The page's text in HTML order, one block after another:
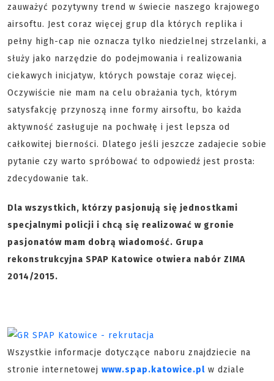
zauważyć pozytywny trend w świecie naszego krajowego
airsoftu. Jest coraz więcej grup dla których replika i
pełny high-cap nie oznacza tylko niedzielnej strzelanki, a
służy jako narzędzie do podejmowania i realizowania
ciekawych inicjatyw, których powstaje coraz więcej.
Oczywiście nie mam na celu obrażania tych, którym
satysfakcję przynoszą inne formy airsoftu, bo każda
aktywność zasługuje na pochwałę i jest lepsza od
całkowitej bierności. Dlatego jeśli jeszcze zadajecie sobie
pytanie czy warto spróbować to odpowiedź jest prosta:
zdecydowanie tak.
Dla wszystkich, którzy pasjonują się jednostkami
specjalnymi policji i chcą się realizować w gronie
pasjonatów mam dobrą wiadomość. Grupa
rekonstrukcyjna SPAP Katowice otwiera nabór ZIMA
2014/2015.
Wszystkie informacje dotyczące naboru znajdziecie na
stronie internetowej www.spap.katowice.pl w dziale